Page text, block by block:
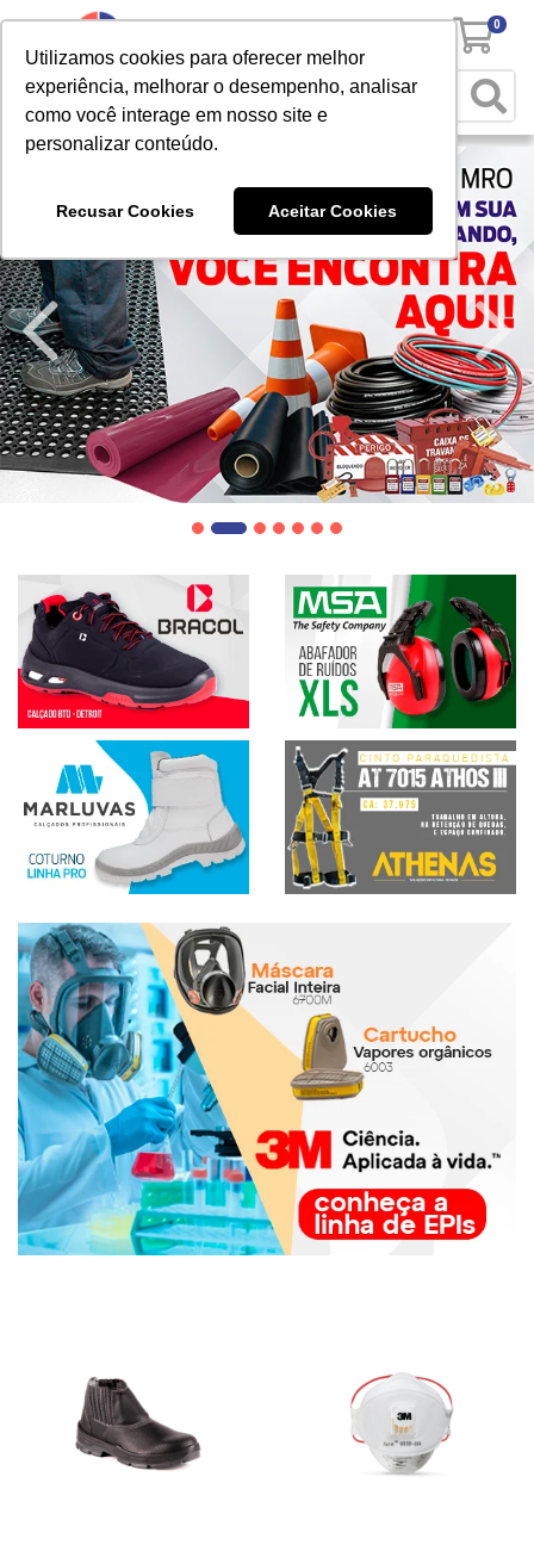
Utilizamos cookies para oferecer melhor
experiência, melhorar o desempenho, analisar
como você interage em nosso site e
personalizar conteúdo.
Recusar Cookies Aceitar Cookies
0